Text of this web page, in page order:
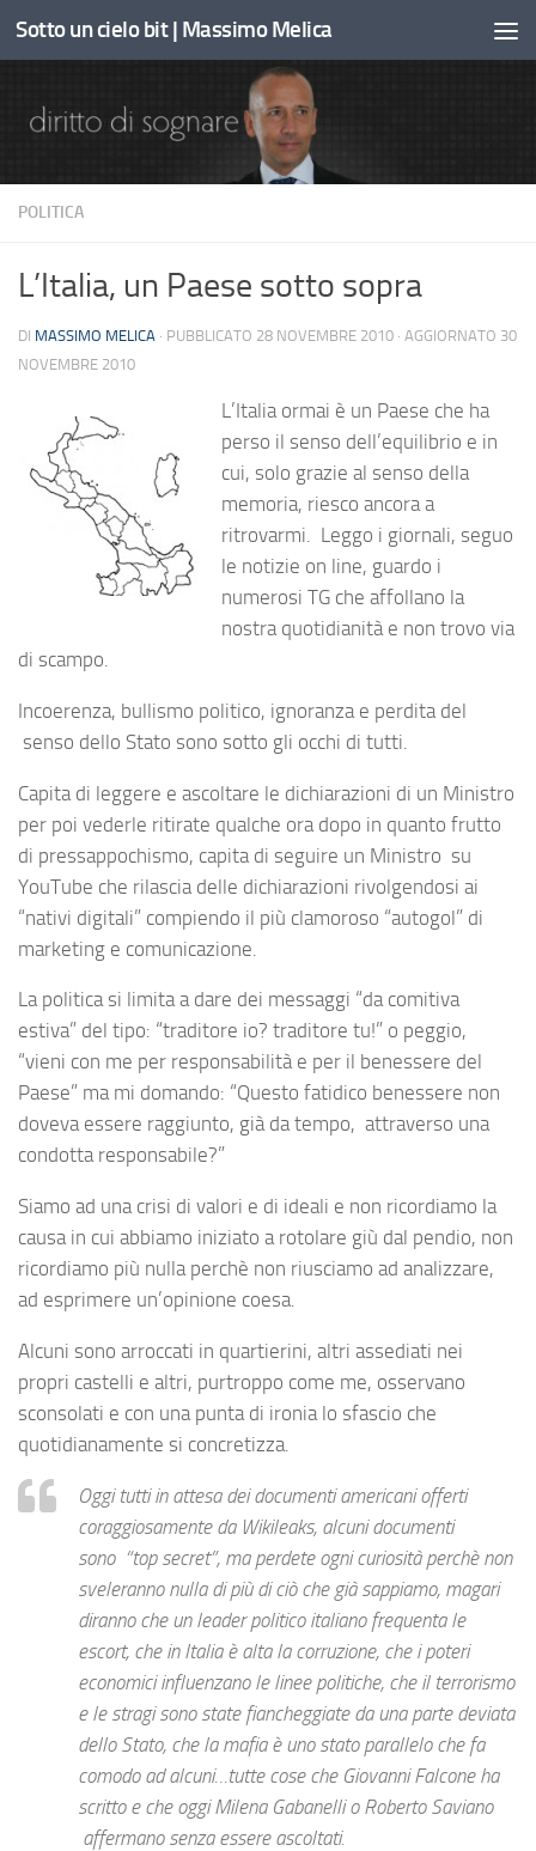
Sotto il contenuto
Sotto un cielo bit | Massimo Melica
POLITICA
L’Italia, un Paese sotto sopra
DI MASSIMO MELICA · PUBBLICATO 28 NOVEMBRE 2010 · AGGIORNATO 30
NOVEMBRE 2010
L’Italia ormai è un Paese che ha
perso il senso dell’equilibrio e in
cui, solo grazie al senso della
memoria, riesco ancora a
ritrovarmi. Leggo i giornali, seguo
le notizie on line, guardo i
numerosi TG che affollano la
nostra quotidianità e non trovo via
di scampo.
Incoerenza, bullismo politico, ignoranza e perdita del
senso dello Stato sono sotto gli occhi di tutti.
Capita di leggere e ascoltare le dichiarazioni di un Ministro
per poi vederle ritirate qualche ora dopo in quanto frutto
di pressappochismo, capita di seguire un Ministro su
YouTube che rilascia delle dichiarazioni rivolgendosi ai
“nativi digitali” compiendo il più clamoroso “autogol” di
marketing e comunicazione.
La politica si limita a dare dei messaggi “da comitiva
estiva” del tipo: “traditore io? traditore tu!” o peggio,
“vieni con me per responsabilità e per il benessere del
Paese” ma mi domando: “Questo fatidico benessere non
doveva essere raggiunto, già da tempo, attraverso una
condotta responsabile?”
Siamo ad una crisi di valori e di ideali e non ricordiamo la
causa in cui abbiamo iniziato a rotolare giù dal pendio, non
ricordiamo più nulla perchè non riusciamo ad analizzare,
ad esprimere un’opinione coesa.
Alcuni sono arroccati in quartierini, altri assediati nei
propri castelli e altri, purtroppo come me, osservano
sconsolati e con una punta di ironia lo sfascio che
quotidianamente si concretizza.
Oggi tutti in attesa dei documenti americani offerti
coraggiosamente da Wikileaks, alcuni documenti
sono “top secret”, ma perdete ogni curiosità perchè non
sveleranno nulla di più di ciò che già sappiamo, magari
diranno che un leader politico italiano frequenta le
escort, che in Italia è alta la corruzione, che i poteri
economici influenzano le linee politiche, che il terrorismo
e le stragi sono state fiancheggiate da una parte deviata
dello Stato, che la mafia è uno stato parallelo che fa
comodo ad alcuni…tutte cose che Giovanni Falcone ha
scritto e che oggi Milena Gabanelli o Roberto Saviano
affermano senza essere ascoltati.